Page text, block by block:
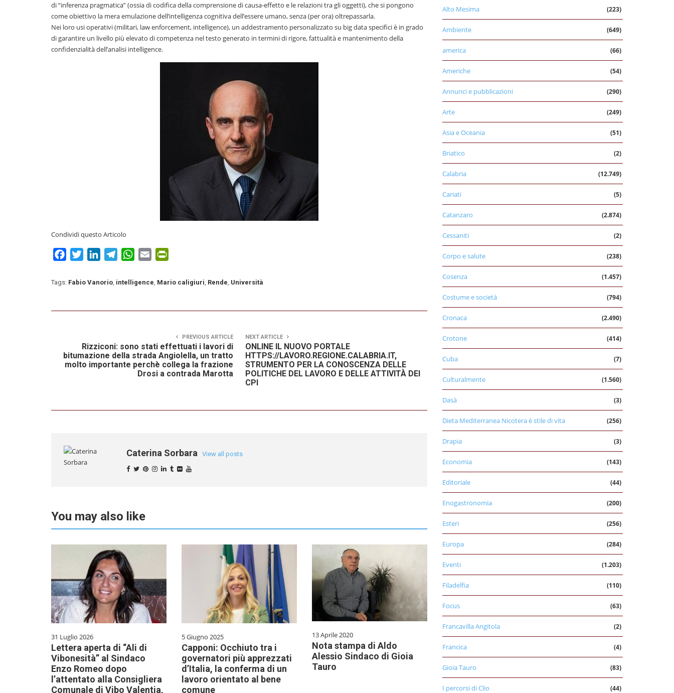
di “inferenza pragmatica” (ossia di codifica della comprensione di causa-effetto e le relazioni tra gli oggetti), che si pongono
come obiettivo la mera emulazione dell’intelligenza cognitiva dell’essere umano, senza (per ora) oltrepassarla.
Nei loro usi operativi (militari, law enforcement, intelligence), un addestramento personalizzato su big data specifici è in grado
di garantire un livello più elevato di competenza nel testo generato in termini di rigore, fattualità e mantenimento della
confidenzialità dell’analisi intelligence.
Condividi questo Articolo
FacebookTwitterLinkedInTelegramWhatsApp
Email
Tags: Fabio Vanorio, intelligence, Mario caligiuri, Rende, Università
PREVIOUS ARTICLE
Rizziconi: sono stati effettuati i lavori di
bitumazione della strada Angiolella, un tratto
molto importante perchè collega la frazione
Drosi a contrada Marotta
NEXT ARTICLE
ONLINE IL NUOVO PORTALE
HTTPS://LAVORO.REGIONE.CALABRIA.IT,
STRUMENTO PER LA CONOSCENZA DELLE
POLITICHE DEL LAVORO E DELLE ATTIVITÀ DEI
CPI
Caterina Sorbara View all posts
You may also like
31 Luglio 2026
Lettera aperta di “Ali di
Vibonesità” al Sindaco
Enzo Romeo dopo
l’attentato alla Consigliera
Comunale di Vibo Valentia,
5 Giugno 2025
Capponi: Occhiuto tra i
governatori più apprezzati
d’Italia, la conferma di un
lavoro orientato al bene
comune
13 Aprile 2020
Nota stampa di Aldo
Alessio Sindaco di Gioia
Tauro
Alto Mesima (223)
Ambiente (649)
america (66)
Americhe (54)
Annunci e pubblicazioni (290)
Arte (249)
Asia e Oceania (51)
Briatico (2)
Calabria (12.749)
Cariati (5)
Catanzaro (2.874)
Cessaniti (2)
Corpo e salute (238)
Cosenza (1.457)
Costume e società (794)
Cronaca (2.490)
Crotone (414)
Cuba (7)
Culturalmente (1.560)
Dasà (3)
Dieta Mediterranea Nicotera è stile di vita (256)
Drapia (3)
Economia (143)
Editoriale (44)
Enogastronomia (200)
Esteri (256)
Europa (284)
Eventi (1.203)
Filadelfia (110)
Focus (63)
Francavilla Angitola (2)
Francica (4)
Gioia Tauro (83)
I percorsi di Clio (44)